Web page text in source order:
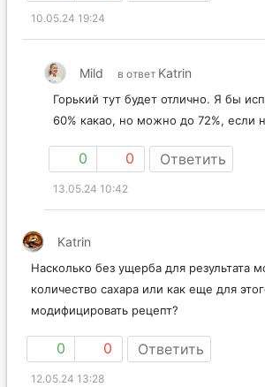
10.05.24 19:24
Mild в ответ Katrin
Горький тут будет отлично. Я бы
60% какао, но можно до 72%, если
0 0 Ответить
13.05.24 10:42
Katrin
Насколько без ущерба для результата
количество сахара или как еще для
модифицировать рецепт?
0 0 Ответить
12.05.24 13:28